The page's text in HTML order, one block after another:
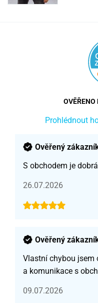
Prohlédnout
Ověřený
S obchodem je
26.07.2026
Ověřený
Vlastní chybou jsem
a komunikace s
09.07.2026